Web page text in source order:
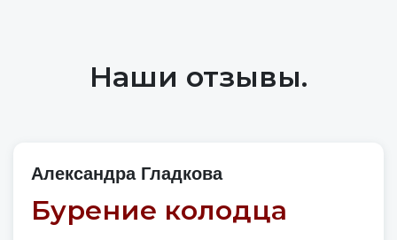
Наши отзывы.
Александра Гладкова
Бурение колодца